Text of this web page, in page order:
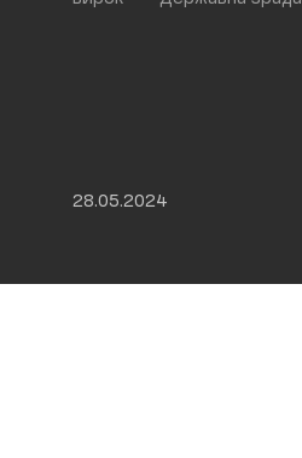
28.05.2024